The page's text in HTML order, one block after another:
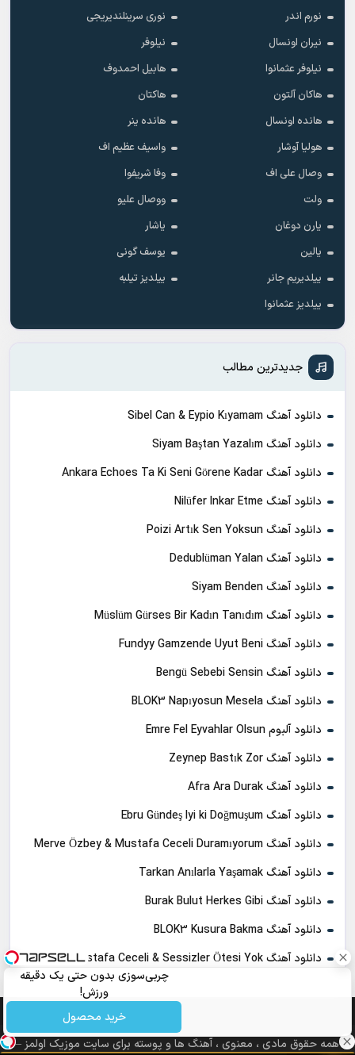
چربی‌سوزی بدون حتی یک دقیقه
ورزش!
خرید محصول
نورم اندر
نوری سرینلندیریجی
نیران اونسال
نیلوفر
نیلوفر عثمانوا
هابیل احمدوف
هاکان آلتون
هاکتان
هانده اونسال
هانده ینر
هولیا آوشار
واسیف عظیم اف
وصال علی اف
وفا شریفوا
ولت
ووصال علیو
یارن دوغان
یاشار
یالین
یوسف گونی
ییلدیریم جانر
ییلدیز تیلبه
ییلدیز عثمانوا
جدیدترین مطالب
دانلود آهنگ Sibel Can & Eypio Kıyamam
دانلود آهنگ Siyam Baştan Yazalım
دانلود آهنگ Ankara Echoes Ta Ki Seni Görene Kadar
دانلود آهنگ Nilüfer Inkar Etme
دانلود آهنگ Poizi Artık Sen Yoksun
دانلود آهنگ Dedublüman Yalan
دانلود آهنگ Siyam Benden
دانلود آهنگ Müslüm Gürses Bir Kadın Tanıdım
دانلود آهنگ Fundyy Gamzende Uyut Beni
دانلود آهنگ Bengü Sebebi Sensin
دانلود آهنگ BLOK3 Napıyosun Mesela
دانلود آلبوم Emre Fel Eyvahlar Olsun
دانلود آهنگ Zeynep Bastık Zor
دانلود آهنگ Afra Ara Durak
دانلود آهنگ Ebru Gündeş Iyi ki Doğmuşum
دانلود آهنگ Merve Özbey & Mustafa Ceceli Duramıyorum
دانلود آهنگ Tarkan Anılarla Yaşamak
دانلود آهنگ Burak Bulut Herkes Gibi
دانلود آهنگ BLOK3 Kusura Bakma
دانلود آهنگ Mustafa Ceceli & Sessizler Ötesi Yok
همه حقوق مادی ، معنوی ، آهنگ ها و پوسته برای سایت موزیک اولمز –